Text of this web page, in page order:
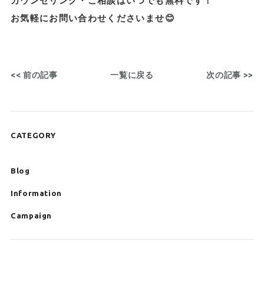
お気軽にお問い合わせくださいませ😊
<< 前の記事 一覧に戻る 次の記事 >>
CATEGORY
Blog
Information
Campaign